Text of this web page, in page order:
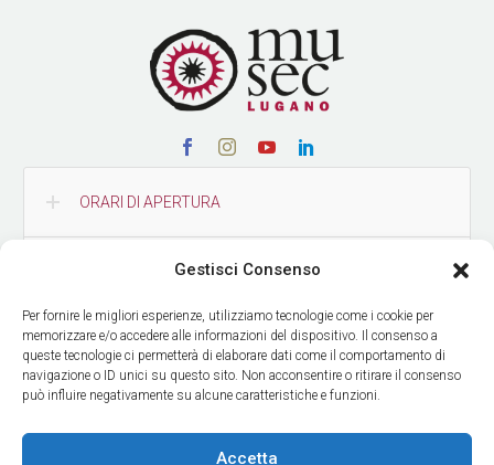
Gestisci Consenso
Per fornire le migliori esperienze, utilizziamo tecnologie come i cookie per
memorizzare e/o accedere alle informazioni del dispositivo. Il consenso a
queste tecnologie ci permetterà di elaborare dati come il comportamento di
navigazione o ID unici su questo sito. Non acconsentire o ritirare il consenso
può influire negativamente su alcune caratteristiche e funzioni.
Accetta
ORARI DI APERTURA
COME RAGGIUNGERCI